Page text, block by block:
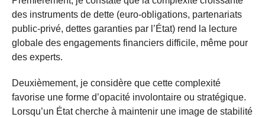
des instruments de dette (euro-obligations, partenariats
public-privé, dettes garanties par l’État) rend la lecture
globale des engagements financiers difficile, même pour
des experts.
Deuxièmement, je considère que cette complexité
favorise une forme d’opacité involontaire ou stratégique.
Lorsqu’un État cherche à maintenir une image de stabilité